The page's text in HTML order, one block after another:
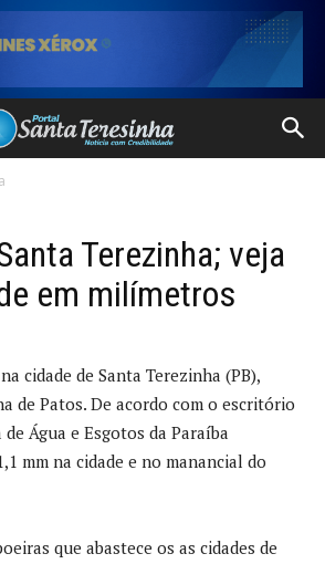
Terezinha; veja
em milímetros
cidade de Santa Terezinha (PB),
de Patos. De acordo com o escritório
Água e Esgotos da Paraíba
mm na cidade e no manancial do
que abastece os as cidades de